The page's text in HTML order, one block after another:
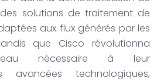
des solutions de traitement de
aux flux générés par les
que Cisco révolutionna
nécessaire à leur
avancées technologiques,